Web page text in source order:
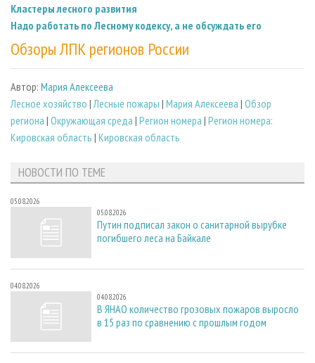
Кластеры лесного развития
Надо работать по Лесному кодексу, а не обсуждать его
Обзоры ЛПК регионов России
Автор: Мария Алексеева
Лесное хозяйство | Лесные пожары | Мария Алексеева | Обзор
региона | Окружающая среда | Регион номера | Регион номера:
Кировская область | Кировская область
НОВОСТИ ПО ТЕМЕ
05.08.2026
05.08.2026
Путин подписал закон о санитарной вырубке
погибшего леса на Байкале
04.08.2026
04.08.2026
В ЯНАО количество грозовых пожаров выросло
в 15 раз по сравнению с прошлым годом